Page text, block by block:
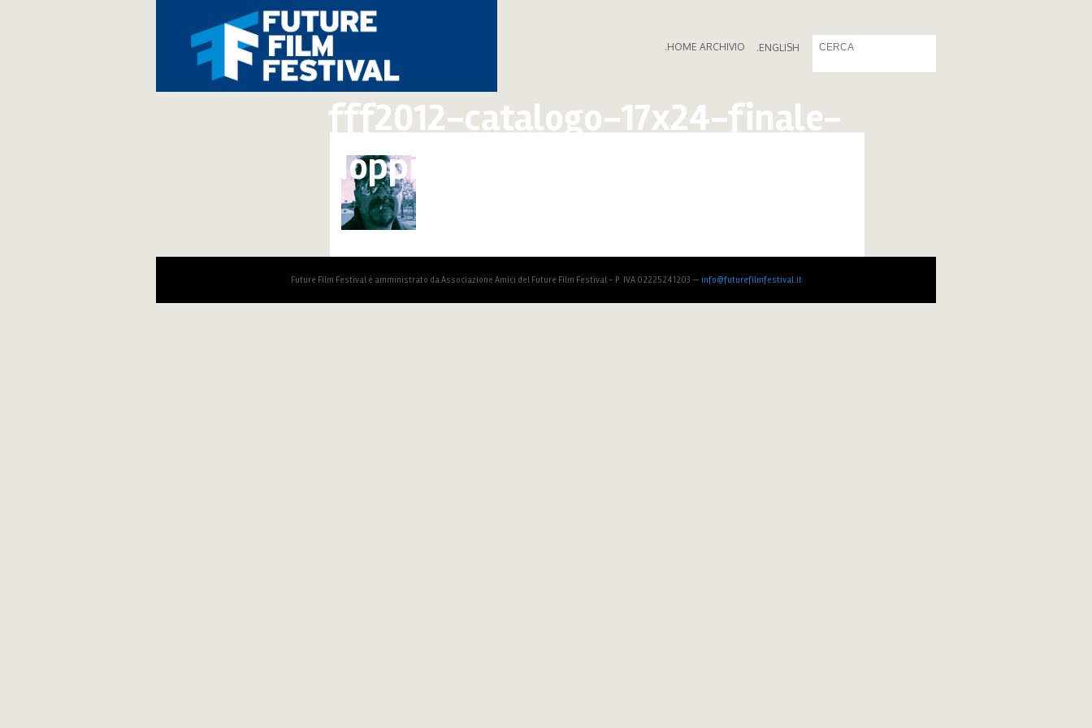
.ENGLISH
.HOME ARCHIVIO
fff2012-catalogo-17x24-finale-
doppia-pagina5.jpg
Future Film Festival è amministrato da Associazione Amici del Future Film Festival - P. IVA 02225241203 —info@futurefilmfestival.it